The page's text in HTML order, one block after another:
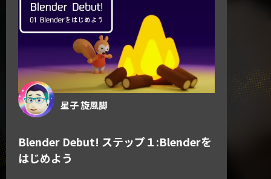
星子 旋風脚
Blender Debut! ステップ１:Blenderを
はじめよう